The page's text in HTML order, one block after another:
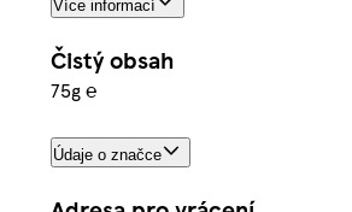
Více informací
Čistý obsah
75g ℮
Údaje o značce